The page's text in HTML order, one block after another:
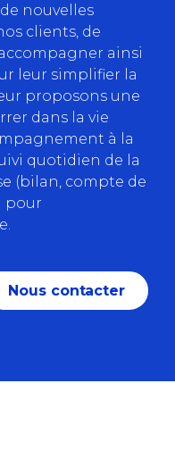
nouvelles
clients, de
ainsi
leur simplifier la
proposons une
dans la vie
à la
quotidien de la
(bilan, compte de
pour
Nous contacter